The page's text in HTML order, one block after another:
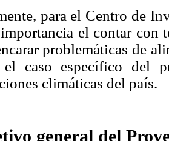
para el Centro de
el contar con
problemáticas de
caso específico del
climáticas del país.
general del